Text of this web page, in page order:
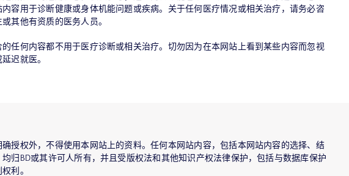
内容用于诊断健康或身体机能问题或疾病。关于任何医疗情况或相关治疗，请务必咨
其他有资质的医务人员。
的任何内容都不用于医疗诊断或相关治疗。切勿因为在本网站上看到某些内容而忽视
迟就医。
确授权外，不得使用本网站上的资料。任何本网站内容，包括本网站内容的选择、结
均归BD或其许可人所有，并且受版权法和其他知识产权法律保护，包括与数据库保护
利。